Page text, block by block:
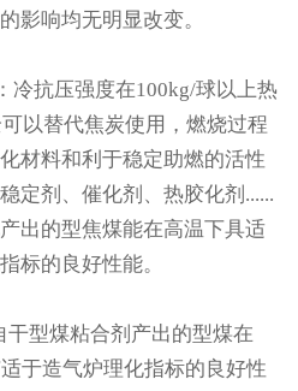
影响均无明显改变。
冷抗压强度在100kg/球以上热
以替代焦炭使用，燃烧过程
材料和利于稳定助燃的活性
定剂、催化剂、热胶化剂......
出的型焦煤能在高温下具适
标的良好性能。
干型煤粘合剂产出的型煤在
于造气炉理化指标的良好性